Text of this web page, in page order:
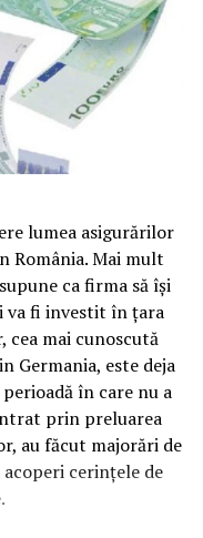
lumea asigurărilor
România. Mai mult
ca firma să își
va fi investit în țara
cea mai cunoscută
Germania, este deja
în care nu a
prin preluarea
au făcut majorări de
cerințele de